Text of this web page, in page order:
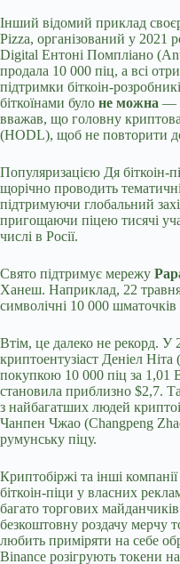
Інший відомий приклад
Pizza, організований у 2021
Digital Ентоні Помпліано
продала 10 000 піц, а всі
підтримки біткоін-
біткоїнами було не можна —
вважав, що головну
(HODL), щоб не повторити
Популяризацією Дя біткоін-
щорічно проводить
підтримуючи глобальний
пригощаючи піцею тисячі
числі в Росії.
Свято підтримує мережу
Ханеш. Наприклад, 22
символічні 10 000 шматочків
Втім, це далеко не рекорд. У
криптоентузіаст Деніел
покупкою 10 000 піц за 1,01
становила приблизно $2,7.
з найбагатших людей
Чанпен Чжао (Changpeng
румунську піцу.
Криптобіржі та інші
біткоін-піци у власних
багато торгових
безкоштовну роздачу мерчу
любить приміряти на себе
Binance розігрують токени на